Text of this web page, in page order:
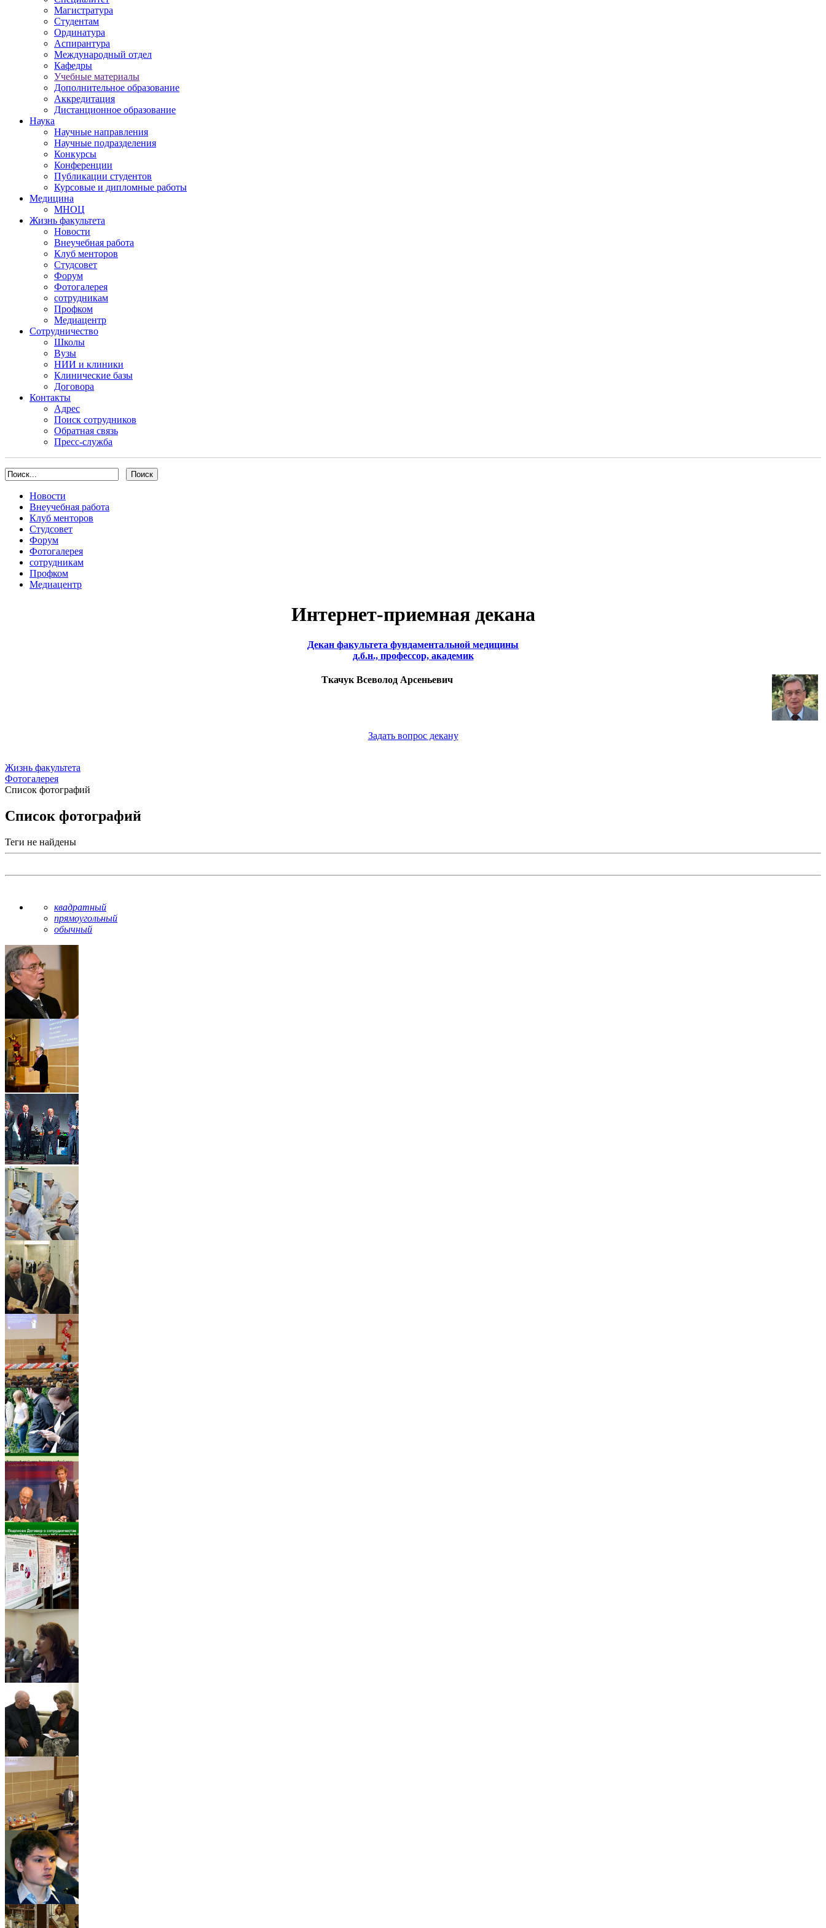
Магистратура
Студентам
Ординатура
Аспирантура
Международный отдел
Кафедры
Учебные материалы
Дополнительное образование
Аккредитация
Дистанционное образование
Наука
Научные направления
Научные подразделения
Конкурсы
Конференции
Публикации студентов
Курсовые и дипломные работы
Медицина
МНОЦ
Жизнь факультета
Новости
Внеучебная работа
Клуб менторов
Студсовет
Форум
Фотогалерея
сотрудникам
Профком
Медиацентр
Сотрудничество
Школы
Вузы
НИИ и клиники
Клинические базы
Договора
Контакты
Адрес
Поиск сотрудников
Обратная связь
Пресс-служба
Новости
Внеучебная работа
Клуб менторов
Студсовет
Форум
Фотогалерея
сотрудникам
Профком
Медиацентр
Интернет-приемная декана
Декан факультета фундаментальной медицины
д.б.н., профессор, академик
Ткачук Всеволод Арсеньевич
Задать вопрос декану
Жизнь факультета
Фотогалерея
Список фотографий
Список фотографий
Теги не найдены
квадратный
прямоугольный
обычный